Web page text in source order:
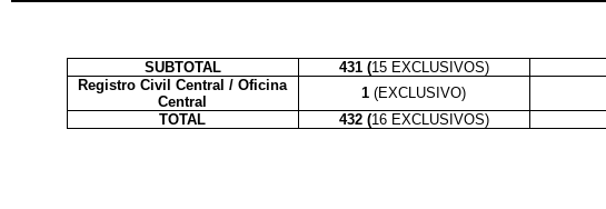
SUBTOTAL 431 (15 EXCLUSIVOS)
Registro Civil Central / Oficina
Central
1 (EXCLUSIVO)
TOTAL
432 (16 EXCLUSIVOS)